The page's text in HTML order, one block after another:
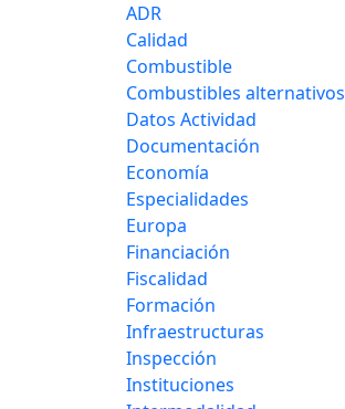
ADR
Calidad
Combustible
Combustibles alternativos
Datos Actividad
Documentación
Economía
Especialidades
Europa
Financiación
Fiscalidad
Formación
Infraestructuras
Inspección
Instituciones